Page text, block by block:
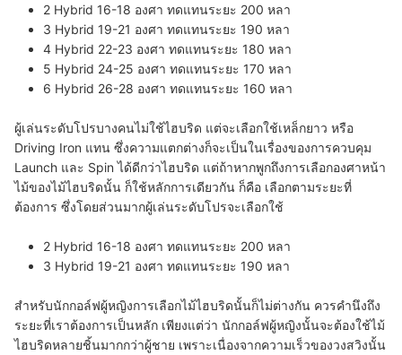
2 Hybrid 16-18 องศา ทดแทนระยะ 200 หลา
3 Hybrid 19-21 องศา ทดแทนระยะ 190 หลา
4 Hybrid 22-23 องศา ทดแทนระยะ 180 หลา
5 Hybrid 24-25 องศา ทดแทนระยะ 170 หลา
6 Hybrid 26-28 องศา ทดแทนระยะ 160 หลา
ผู้เล่นระดับโปรบางคนไม่ใช้ไฮบริด แต่จะเลือกใช้เหล็กยาว หรือ
Driving Iron แทน ซึ่งความแตกต่างก็จะเป็นในเรื่องของการควบคุม
Launch และ Spin ได้ดีกว่าไฮบริด แต่ถ้าหากพูกถึงการเลือกองศาหน้า
ไม้ของไม้ไฮบริดนั้น ก็ใช้หลักการเดียวกัน ก็คือ เลือกตามระยะที่
ต้องการ ซึ่งโดยส่วนมากผู้เล่นระดับโปรจะเลือกใช้
2 Hybrid 16-18 องศา ทดแทนระยะ 200 หลา
3 Hybrid 19-21 องศา ทดแทนระยะ 190 หลา
สำหรับนักกอล์ฟผู้หญิงการเลือกไม้ไฮบริดนั้นก็ไม่ต่างกัน ควรคำนึงถึง
ระยะที่เราต้องการเป็นหลัก เพียงแต่ว่า นักกอล์ฟผู้หญิงนั้นจะต้องใช้ไม้
ไฮบริดหลายชิ้นมากกว่าผู้ชาย เพราะเนื่องจากความเร็วของวงสวิงนั้น